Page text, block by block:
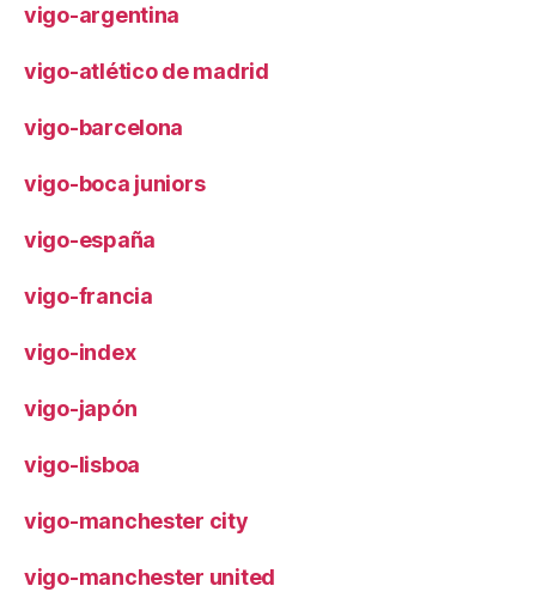
vigo-argentina
vigo-atlético de madrid
vigo-barcelona
vigo-boca juniors
vigo-españa
vigo-francia
vigo-index
vigo-japón
vigo-lisboa
vigo-manchester city
vigo-manchester united